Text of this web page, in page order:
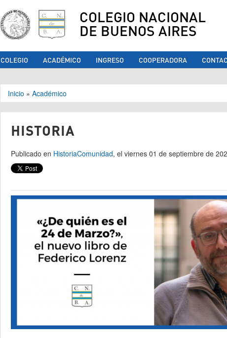
COLEGIO NACIONAL
DE BUENOS AIRES
COLEGIO ACADÉMICO INGRESO COOPERADORA
Se encuentra usted aquí
Inicio » Académico
HISTORIA
Publicado en HistoriaComunidad, el viernes 01 de septiembre de